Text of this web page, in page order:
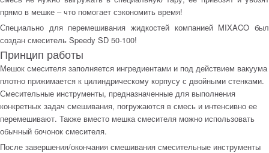
прямо в мешке – что помогает сэкономить время!
Специально для перемешивания жидкостей компанией MIXACO был
создан смеситель Speedy SD 50-100!
Принцип работы
Мешок смесителя заполняется ингредиентами и под действием вакуума
плотно прижимается к цилиндрическому корпусу с двойными стенками.
Смесительные инструменты, предназначенные для выполнения
конкретных задач смешивания, погружаются в смесь и интенсивно ее
перемешивают. Также вместо мешка смесителя можно использовать
обычный бочонок смесителя.
После завершения/окончания смешивания смесительные инструменты